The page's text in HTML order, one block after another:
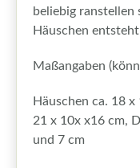
beliebig ranstellen
Häuschen
Maßangaben
Häuschen ca. 18
21 x 10x x16 cm,
und 7 cm